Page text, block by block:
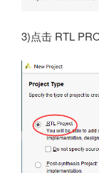
3)点击 RTL